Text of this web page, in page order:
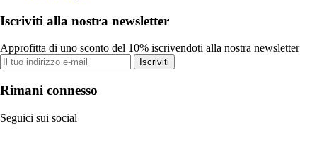
Iscriviti alla nostra newsletter
Approfitta di uno sconto del 10% iscrivendoti alla nostra newsletter
Iscriviti
Rimani connesso
Seguici sui social